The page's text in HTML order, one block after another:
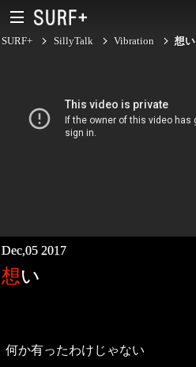
Vibration
Mind
SURF+ SillyTalk Vibration 想い
Dec,05 2017
想い
何か有ったわけじゃない